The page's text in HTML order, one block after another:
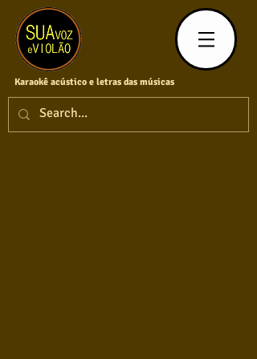
Karaokê acústico e letras das músicas